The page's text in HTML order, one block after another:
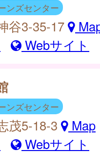
ンズセンター
谷3-35-17
Webサイト
ンズセンター
茂5-18-3
Map
Webサイト